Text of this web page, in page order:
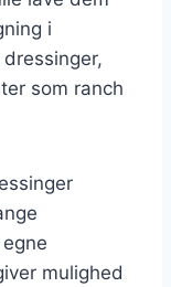
i
som ranch
mulighed